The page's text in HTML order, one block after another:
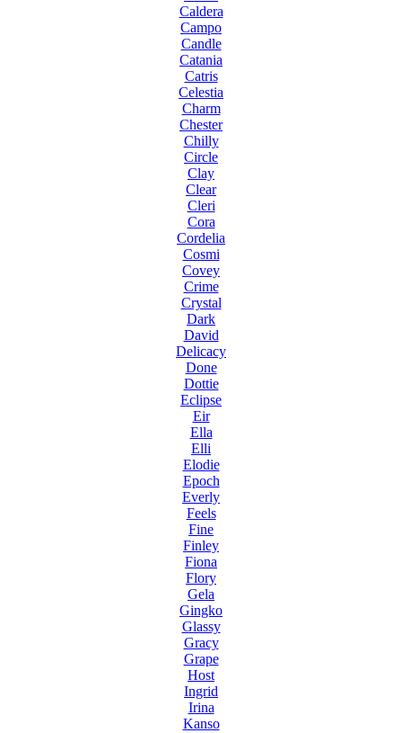
Caldera
Campo
Candle
Catania
Catris
Celestia
Charm
Chester
Chilly
Circle
Clay
Clear
Cleri
Cora
Cordelia
Cosmi
Covey
Crime
Crystal
Dark
David
Delicacy
Done
Dottie
Eclipse
Eir
Ella
Elli
Elodie
Epoch
Everly
Feels
Fine
Finley
Fiona
Flory
Gela
Gingko
Glassy
Gracy
Grape
Host
Ingrid
Irina
Kanso